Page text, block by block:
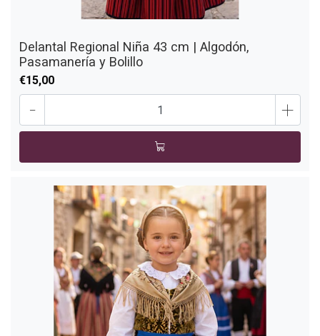
Delantal Regional Niña 43 cm | Algodón,
Pasamanería y Bolillo
€15,00
- +